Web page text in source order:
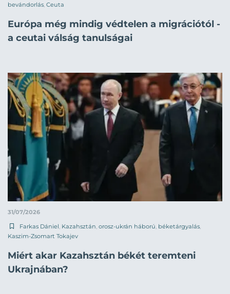
bevándorlás Ceuta
Európa még mindig védtelen a migrációtól -
a ceutai válság tanulságai
31/07/2026
Farkas Dániel, Kazahsztán, orosz-ukrán háború, béketárgyalás,
Kaszim-Zsomart Tokajev
Miért akar Kazahsztán békét teremteni
Ukrajnában?